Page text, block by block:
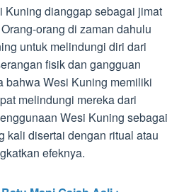
Kuning dianggap sebagai jimat
orang di zaman dahulu
untuk melindungi diri dari
fisik dan gangguan
bahwa Wesi Kuning memiliki
melindungi mereka dari
Wesi Kuning sebagai
kali disertai dengan ritual atau
efeknya.